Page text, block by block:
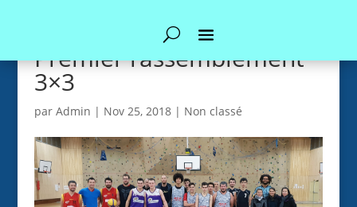
Premier rassemblement
3×3
par Admin | Nov 25, 2018| Non classé